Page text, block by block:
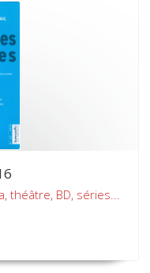
théâtre, BD, séries...